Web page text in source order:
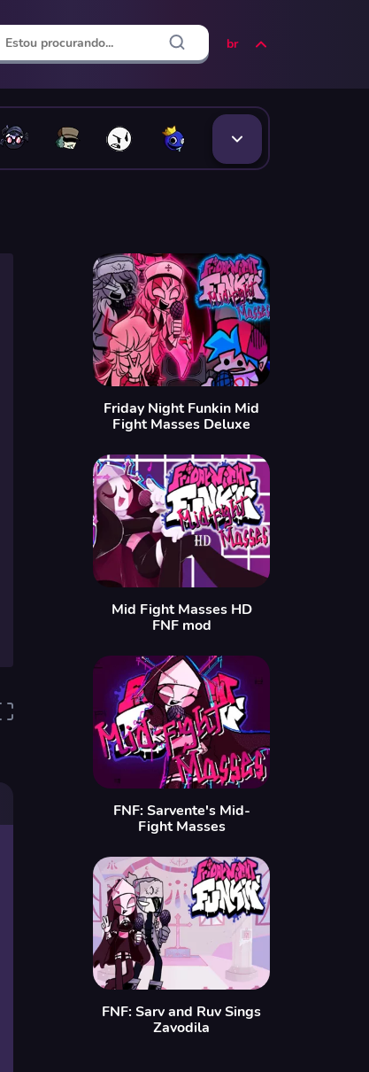
br
Friday Night Funkin Mid
Fight Masses Deluxe
Mid Fight Masses HD
FNF mod
FNF: Sarvente's Mid-
Fight Masses
FNF: Sarv and Ruv Sings
Zavodila